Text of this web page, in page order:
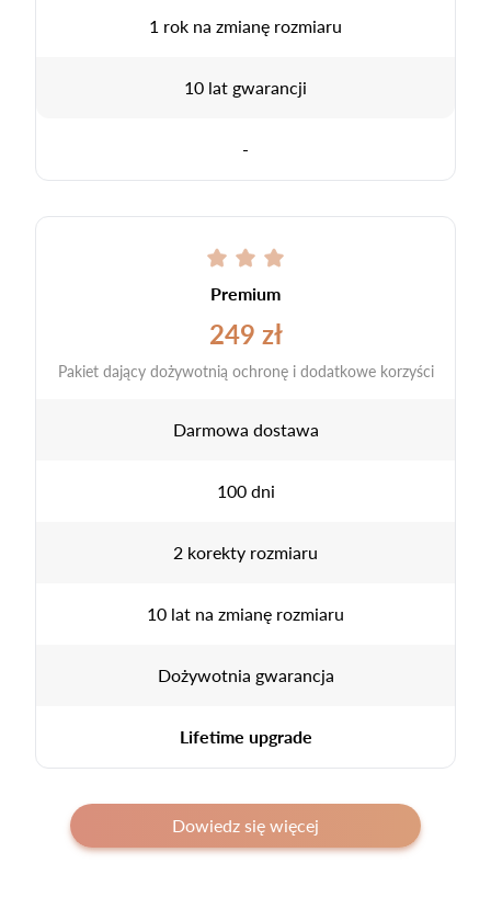
1 rok na zmianę rozmiaru
10 lat gwarancji
-
Premium
249 zł
Pakiet dający dożywotnią ochronę i dodatkowe korzyści
Darmowa dostawa
100 dni
2 korekty rozmiaru
10 lat na zmianę rozmiaru
Dożywotnia gwarancja
Lifetime upgrade
Dowiedz się więcej